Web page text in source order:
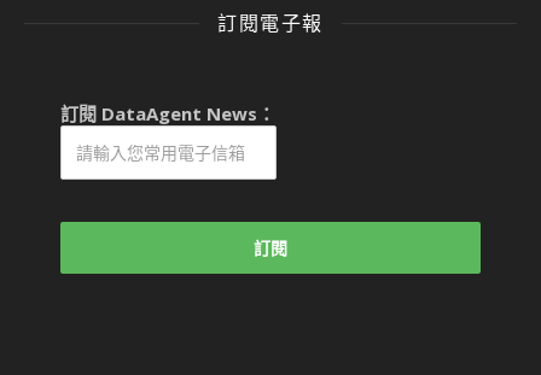
訂閱電子報
訂閱 DataAgent News：